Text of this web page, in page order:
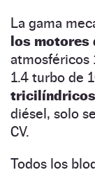
La gama
los motores
atmosféricos
1.4 turbo de
tricilíndricos
diésel, solo
CV.
Todos los